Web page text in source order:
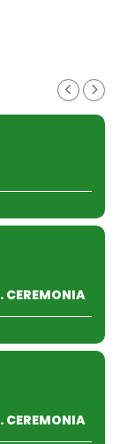
CEREMONIA
CEREMONIA